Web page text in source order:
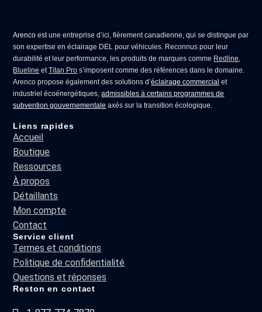
Arenco est une entreprise d’ici, fièrement canadienne, qui se distingue par
son expertise enéclairage DEL pour véhicules. Reconnus pour leur
durabilité et leur performance, les produits de marques comme Redline,
Blueline etTitan Pro s’imposent comme des références dans le domaine.
Arenco propose également des solutions d’éclairage commercial et
industriel écoénergétiques,admissibles à certains programmes de
subvention gouvernementale axés sur la transition écologique.
Liens rapides
Accueil
Boutique
Ressources
À propos
Détaillants
Mon compte
Contact
Service client
Termes et conditions
Politique de confidentialité
Questions et réponses
Reston en contact